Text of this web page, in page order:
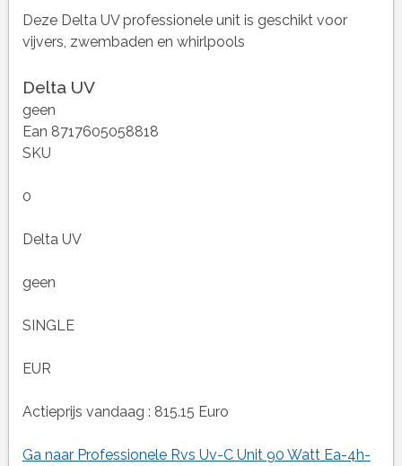
Deze Delta UV professionele unit is geschikt voor
vijvers, zwembaden en whirlpools
Delta UV
geen
Ean 8717605058818
SKU
0
Delta UV
geen
SINGLE
EUR
Actieprijs vandaag : 815.15 Euro
Ga naar Professionele Rvs Uv-C Unit 90 Watt Ea-4h-